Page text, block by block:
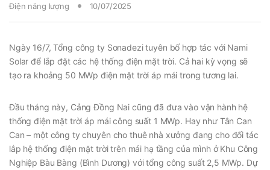
Điện năng lượng 10/07/2025
Ngày 16/7, Tổng công ty Sonadezi tuyên bố hợp tác với Nami
Solar để lắp đặt các hệ thống điện mặt trời. Cả hai kỳ vọng sẽ
tạo ra khoảng 50 MWp điện mặt trời áp mái trong tương lai.
Đầu tháng này, Cảng Đồng Nai cũng đã đưa vào vận hành hệ
thống điện mặt trời áp mái công suất 1 MWp. Hay như Tân Can
Can – một công ty chuyên cho thuê nhà xưởng đang cho đối tác
lắp hệ thống điện mặt trời trên mái hạ tầng của mình ở Khu Công
Nghiệp Bàu Bàng (Bình Dương) với tổng công suất 2,5 MWp. Dự